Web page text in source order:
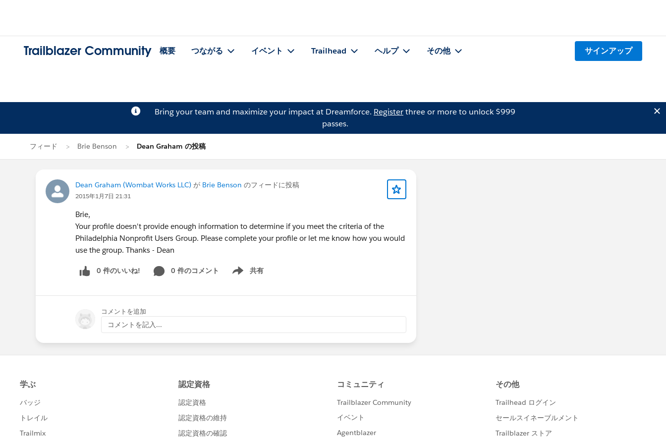
Trailblazer Community 概要 つながる イベント Trailhead ヘルプ その他 サインアップ
Bring your team and maximize your impact at Dreamforce. Registerthree or more to unlock $999
passes.
フィード Brie Benson Dean Graham の投稿
Dean Graham (Wombat Works LLC) が Brie Benson のフィードに投稿
2015年1月7日 21:31
Brie,
Your profile doesn't provide enough information to determine if you meet the criteria of the
Philadelphia Nonprofit Users Group. Please complete your profile or let me know how you would
use the group. Thanks - Dean
0 件のいいね! 0 件のコメント 共有
Show menu
コメントを追加
コメントを記入...